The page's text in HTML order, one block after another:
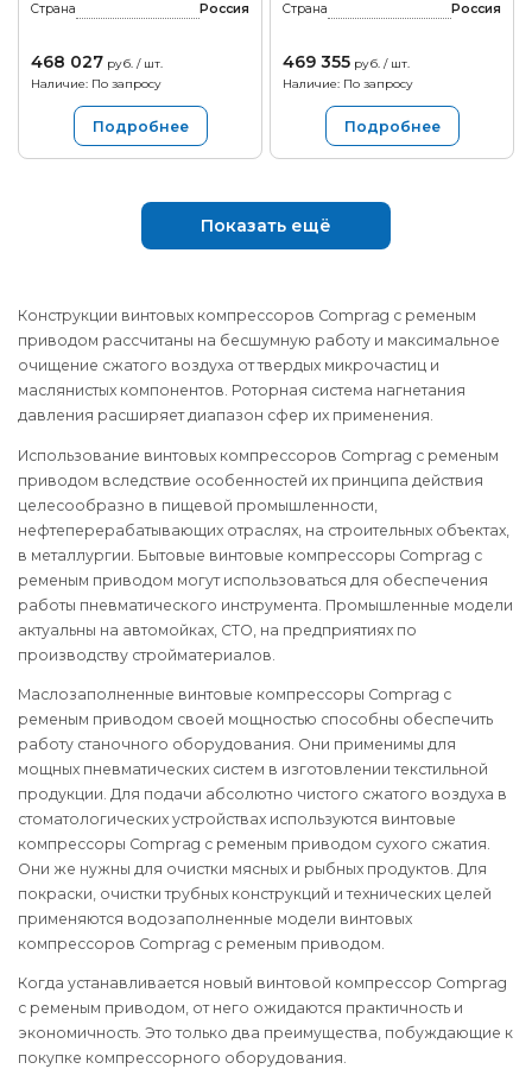
Страна
Россия
468 027 руб. / шт.
Наличие: По запросу
Подробнее
Страна
Россия
469 355 руб. / шт.
Наличие: По запросу
Подробнее
Показать ещё
Конструкции винтовых компрессоров Comprag с ременым
приводом рассчитаны на бесшумную работу и максимальное
очищение сжатого воздуха от твердых микрочастиц и
маслянистых компонентов. Роторная система нагнетания
давления расширяет диапазон сфер их применения.
Использование винтовых компрессоров Comprag с ременым
приводом вследствие особенностей их принципа действия
целесообразно в пищевой промышленности,
нефтеперерабатывающих отраслях, на строительных объектах,
в металлургии. Бытовые винтовые компрессоры Comprag с
ременым приводом могут использоваться для обеспечения
работы пневматического инструмента. Промышленные модели
актуальны на автомойках, СТО, на предприятиях по
производству стройматериалов.
Маслозаполненные винтовые компрессоры Comprag с
ременым приводом своей мощностью способны обеспечить
работу станочного оборудования. Они применимы для
мощных пневматических систем в изготовлении текстильной
продукции. Для подачи абсолютно чистого сжатого воздуха в
стоматологических устройствах используются винтовые
компрессоры Comprag с ременым приводом сухого сжатия.
Они же нужны для очистки мясных и рыбных продуктов. Для
покраски, очистки трубных конструкций и технических целей
применяются водозаполненные модели винтовых
компрессоров Comprag с ременым приводом.
Когда устанавливается новый винтовой компрессор Comprag
с ременым приводом, от него ожидаются практичность и
экономичность. Это только два преимущества, побуждающие к
покупке компрессорного оборудования.